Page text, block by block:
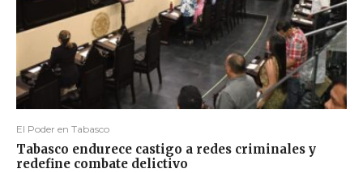
El Poder en Tabasco
Tabasco endurece castigo a redes criminales y
redefine combate delictivo